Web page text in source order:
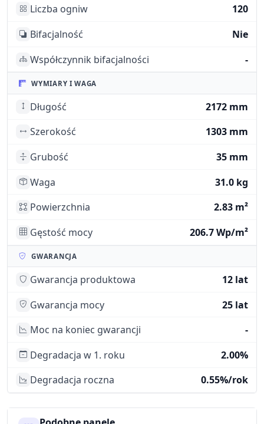
Liczba ogniw
120
Bifacjalność
Nie
Współczynnik bifacjalności
-
WYMIARY I WAGA
Długość
2172 mm
Szerokość
1303 mm
Grubość
35 mm
Waga
31.0 kg
Powierzchnia
2.83 m²
Gęstość mocy
206.7 Wp/m²
GWARANCJA
Gwarancja produktowa
12 lat
Gwarancja mocy
25 lat
Moc na koniec gwarancji
-
Degradacja w 1. roku
2.00%
Degradacja roczna
0.55%/rok